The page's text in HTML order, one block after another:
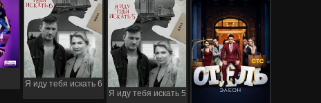
Я иду тебя искать 6
Я иду тебя искать 5